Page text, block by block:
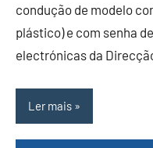
condução de modelo
plástico) e com senha
electrónicas da
Ler mais